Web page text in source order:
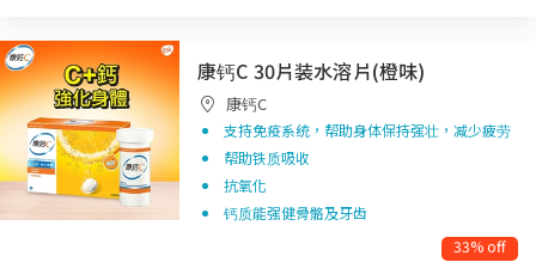
康钙C 30片装水溶片(橙味)
康钙C
支持免疫系统，帮助身体保持强壮，减少疲劳
帮助铁质吸收
抗氧化
钙质能强健骨骼及牙齿
33% off